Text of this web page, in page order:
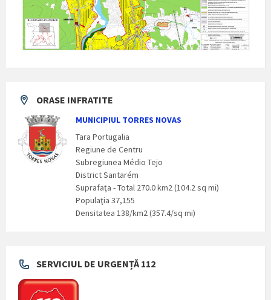
ORASE INFRATITE
MUNICIPIUL TORRES NOVAS
Tara Portugalia
Regiune de Centru
Subregiunea Médio Tejo
District Santarém
Suprafaţa - Total 270.0 km2 (104.2 sq mi)
Populaţia 37,155
Densitatea 138/km2 (357.4/sq mi)
SERVICIUL DE URGENȚĂ 112